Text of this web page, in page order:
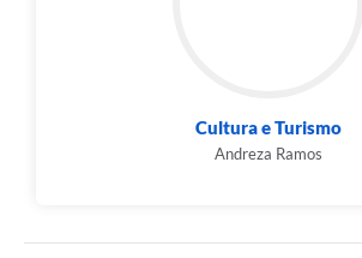
Cultura e Turismo
Andreza Ramos